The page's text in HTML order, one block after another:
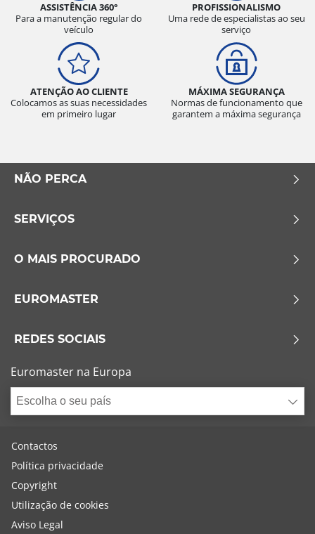
ASSISTÊNCIA 360°
Para a manutenção regular do
veículo
PROFISSIONALISMO
Uma rede de especialistas ao seu
serviço
ATENÇÃO AO CLIENTE
Colocamos as suas necessidades
em primeiro lugar
MÁXIMA SEGURANÇA
Normas de funcionamento que
garantem a máxima segurança
NÃO PERCA
SERVIÇOS
O MAIS PROCURADO
EUROMASTER
REDES SOCIAIS
Euromaster na Europa
Escolha o seu país
Contactos
Política privacidade
Copyright
Utilização de cookies
Aviso Legal